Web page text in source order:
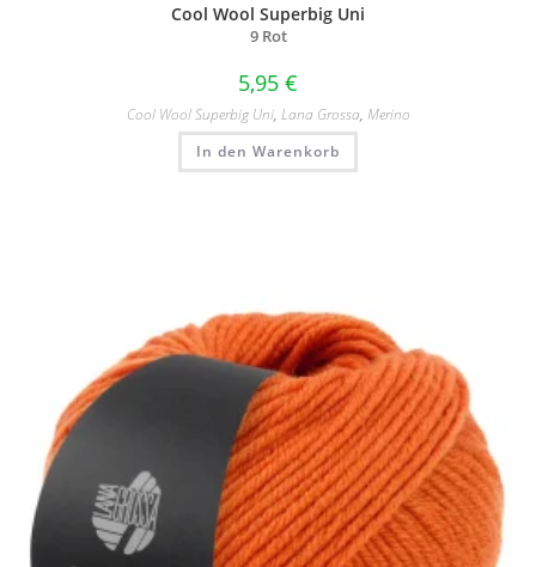
Cool Wool Superbig Uni
9 Rot
5,95 €
Cool Wool Superbig Uni, Lana Grossa, Merino
In den Warenkorb